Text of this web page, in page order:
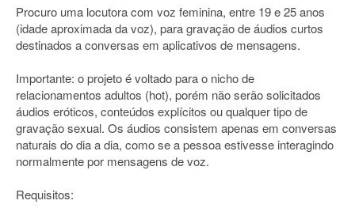
Procuro uma locutora com voz feminina, entre 19 e 25 anos
(idade aproximada da voz), para gravação de áudios curtos
destinados a conversas em aplicativos de mensagens.
Importante: o projeto é voltado para o nicho de
relacionamentos adultos (hot), porém não serão solicitados
áudios eróticos, conteúdos explícitos ou qualquer tipo de
gravação sexual. Os áudios consistem apenas em conversas
naturais do dia a dia, como se a pessoa estivesse interagindo
normalmente por mensagens de voz.
Requisitos: